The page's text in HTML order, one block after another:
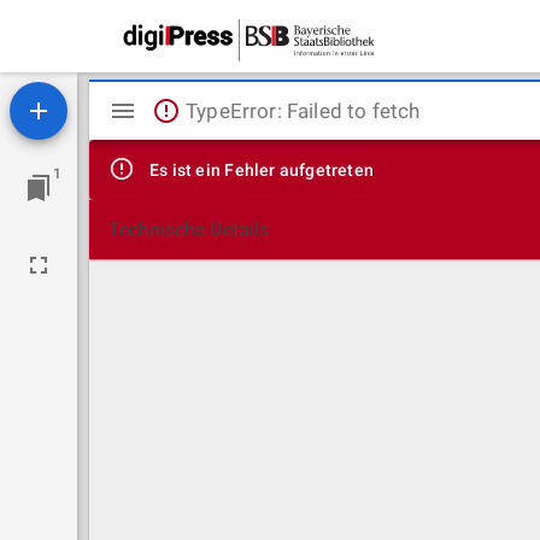
1
Mirador
Viewer
TypeError: Failed to fetch
Es ist ein Fehler aufgetreten
Technische Details